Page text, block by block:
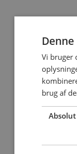
Vi bruger
brug af